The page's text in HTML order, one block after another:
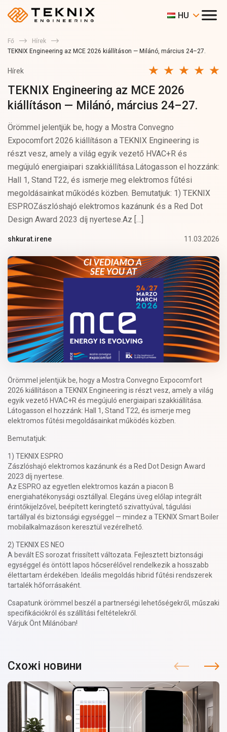
HU
Fő
Hírek
TEKNIX Engineering az MCE 2026 kiállításon — Milánó, március 24–27.
Hírek
TEKNIX Engineering az MCE 2026
kiállításon — Milánó, március 24–27.
Örömmel jelentjük be, hogy a Mostra Convegno
Expocomfort 2026 kiállításon a TEKNIX Engineering is
részt vesz, amely a világ egyik vezető HVAC+R és
megújuló energiaipari szakkiállítása.Látogasson el hozzánk:
Hall 1, Stand T22, és ismerje meg elektromos fűtési
megoldásainkat működés közben. Bemutatjuk: 1) TEKNIX
ESPROZászlóshajó elektromos kazánunk és a Red Dot
Design Award 2023 díj nyertese.Az […]
shkurat.irene 11.03.2026
Örömmel jelentjük be, hogy a Mostra Convegno Expocomfort
2026 kiállításon a TEKNIX Engineering is részt vesz, amely a világ
egyik vezető HVAC+R és megújuló energiaipari szakkiállítása.
Látogasson el hozzánk: Hall 1, Stand T22, és ismerje meg
elektromos fűtési megoldásainkat működés közben.
Bemutatjuk:
1) TEKNIX ESPRO
Zászlóshajó elektromos kazánunk és a Red Dot Design Award
2023 díj nyertese.
Az ESPRO az egyetlen elektromos kazán a piacon B
energiahatékonysági osztállyal. Elegáns üveg előlap integrált
érintőkijelzővel, beépített keringtető szivattyúval, tágulási
tartállyal és biztonsági egységgel — mindez a TEKNIX Smart Boiler
mobilalkalmazáson keresztül vezérelhető.
2) TEKNIX ES NEO
A bevált ES sorozat frissített változata. Fejlesztett biztonsági
egységgel és öntött lapos hőcserélővel rendelkezik a hosszabb
élettartam érdekében. Ideális megoldás hibrid fűtési rendszerek
tartalék hőforrásaként.
Csapatunk örömmel beszél a partnerségi lehetőségekről, műszaki
specifikációkról és szállítási feltételekről.
Várjuk Önt Milánóban!
Схожі новини